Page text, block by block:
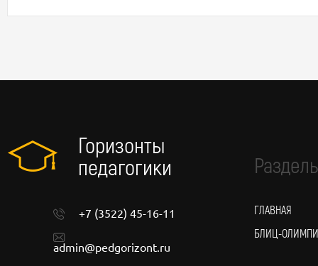
Горизонты
педагогики
+7 (3522) 45-16-11
admin@pedgorizont.ru
ГЛАВНАЯ
БЛИЦ-